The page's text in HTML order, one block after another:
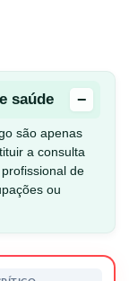
saúde −
são apenas
a consulta
de
ou